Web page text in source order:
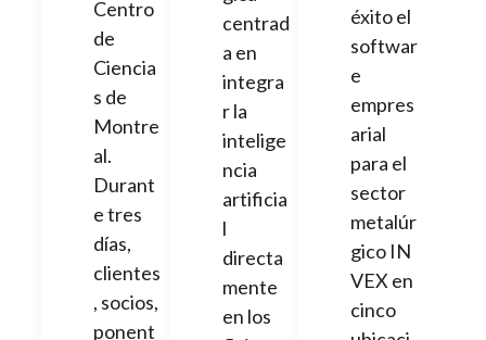
Centro
de
Ciencia
s de
Montre
al.
Durant
e tres
días,
clientes
, socios,
ponent
centrad
a en
integra
r la
intelige
ncia
artificia
l
directa
mente
en los
éxito el
softwar
e
empres
arial
para el
sector
metalúr
gico IN
VEX en
cinco